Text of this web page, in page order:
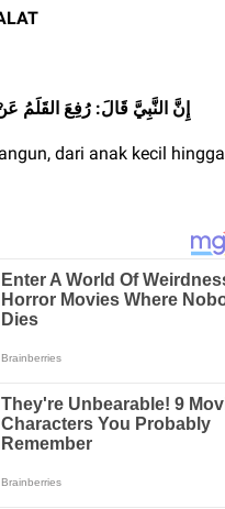
إِنَّ النَّبِيَّ قَالَ: رُفِعَ القَلَمُ
dari anak kecil hingga